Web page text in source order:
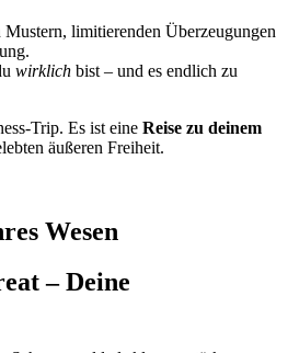
limitierenden Überzeugungen
wirklich bist – und es endlich zu
Trip. Es ist eine Reise zu deinem
äußeren Freiheit.
Wesen
– Deine